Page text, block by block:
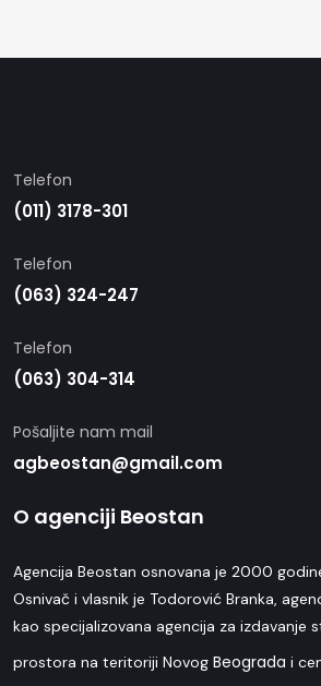
Telefon
(011) 3178-301
Telefon
(063) 324-247
Telefon
(063) 304-314
Pošaljite nam mail
agbeostan@gmail.com
O agenciji Beostan
Agencija Beostan osnovana je 2000
Osnivač i vlasnik je Todorović Branka,
kao specijalizovana agencija za izdavanje
prostora na teritoriji Novog Beograda i